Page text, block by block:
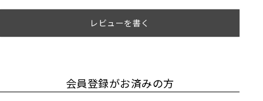
レビューを書く
会員登録がお済みの方